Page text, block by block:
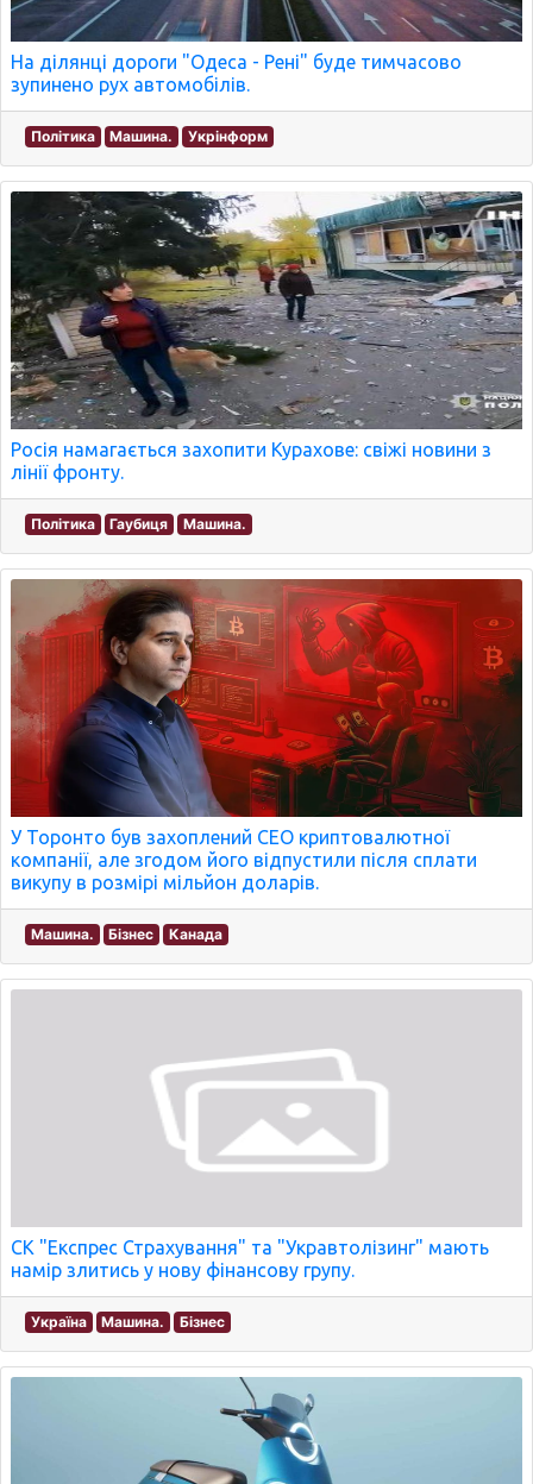
На ділянці дороги "Одеса - Рені" буде тимчасово
зупинено рух автомобілів.
Політика Машина. Укрінформ
Росія намагається захопити Курахове: свіжі новини з
лінії фронту.
Політика Гаубиця Машина.
У Торонто був захоплений CEO криптовалютної
компанії, але згодом його відпустили після сплати
викупу в розмірі мільйон доларів.
Машина. Бізнес Канада
СК "Експрес Страхування" та "Укравтолізинг" мають
намір злитись у нову фінансову групу.
Україна Машина. Бізнес